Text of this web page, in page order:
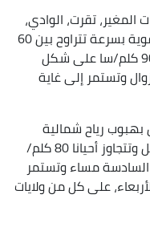
تقرت، الوادي،
أولاد جلال، بسكرة، ورقلة، هبوب رياح قوية بسرعة تتراوح بين 60
كلم/سا وتصل وتتجاوز أحيانا 80 و90 كلم/سا على شكل
وتستمر إلى غاية
رياح شمالية
بسرعة تتراوح بين 60 و70 كلم/سا وتصل وتتجاوز أحيانا 80 كلم/
مساء وتستمر
على كل من ولايات